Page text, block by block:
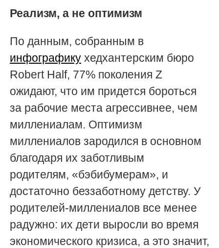
Реализм, а не оптимизм
По данным, собранным в
инфографику хедхантерским бюро
Robert Half, 77% поколения Z
ожидают, что им придется бороться
за рабочие места агрессивнее, чем
миллениалам. Оптимизм
миллениалов зародился в основном
благодаря их заботливым
родителям, «бэбибумерам», и
достаточно беззаботному детству. У
родителей-миллениалов все менее
радужно: их дети выросли во время
экономического кризиса, а это значит,